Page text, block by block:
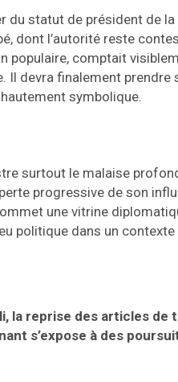
statut de président de la
dont l’autorité reste
populaire, comptait
devra finalement prendre
symbolique.
surtout le malaise
progressive de son
une vitrine
politique dans un contexte
la reprise des articles de
s’expose à des